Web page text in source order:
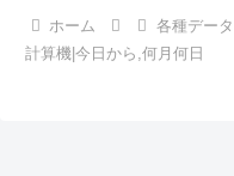
ホーム 各種データ
計算機|今日から,何月何日